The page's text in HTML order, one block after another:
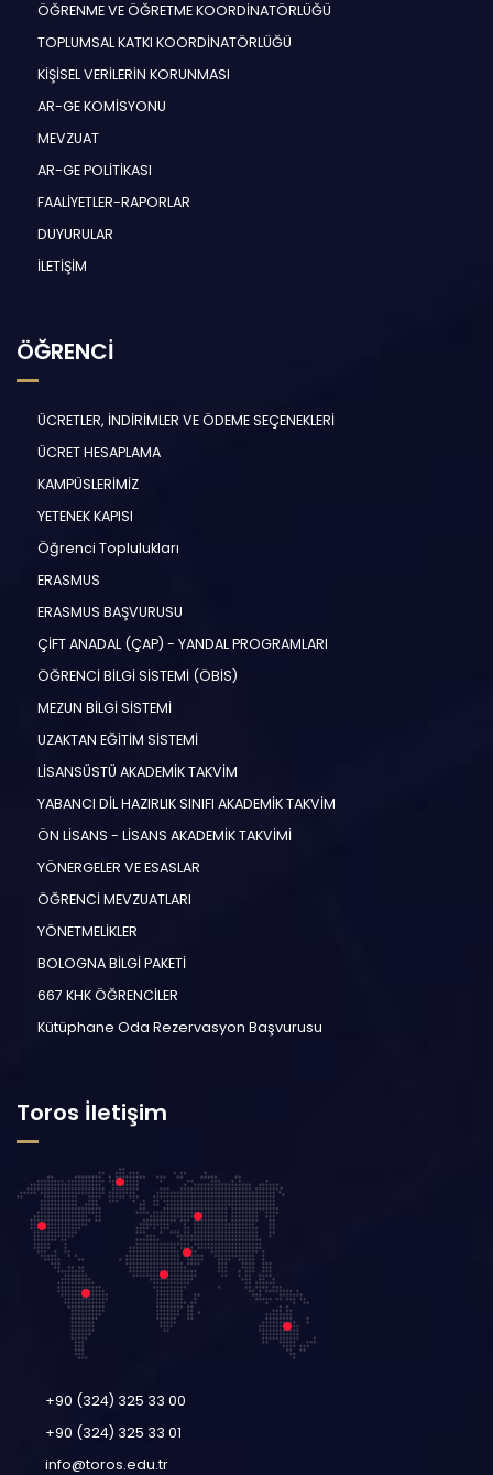
ÖĞRENME VE ÖĞRETME KOORDİNATÖRLÜĞÜ
TOPLUMSAL KATKI KOORDİNATÖRLÜĞÜ
KİŞİSEL VERİLERİN KORUNMASI
AR-GE KOMİSYONU
MEVZUAT
AR-GE POLİTİKASI
FAALİYETLER-RAPORLAR
DUYURULAR
İLETİŞİM
ÖĞRENCİ
ÜCRETLER, İNDİRİMLER VE ÖDEME SEÇENEKLERİ
ÜCRET HESAPLAMA
KAMPÜSLERİMİZ
YETENEK KAPISI
Öğrenci Toplulukları
ERASMUS
ERASMUS BAŞVURUSU
ÇİFT ANADAL (ÇAP) - YANDAL PROGRAMLARI
ÖĞRENCİ BİLGİ SİSTEMİ (ÖBİS)
MEZUN BİLGİ SİSTEMİ
UZAKTAN EĞİTİM SİSTEMİ
LİSANSÜSTÜ AKADEMİK TAKVİM
YABANCI DİL HAZIRLIK SINIFI AKADEMİK TAKVİM
ÖN LİSANS - LİSANS AKADEMİK TAKVİMİ
YÖNERGELER VE ESASLAR
ÖĞRENCİ MEVZUATLARI
YÖNETMELİKLER
BOLOGNA BİLGİ PAKETİ
667 KHK ÖĞRENCİLER
Kütüphane Oda Rezervasyon Başvurusu
Toros İletişim
+90 (324) 325 33 00
+90 (324) 325 33 01
info@toros.edu.tr